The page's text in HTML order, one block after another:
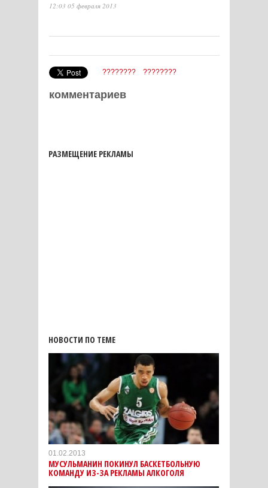
12:03 05 февраля 2013
???????? ????????
комментариев
РАЗМЕЩЕНИЕ РЕКЛАМЫ
НОВОСТИ ПО ТЕМЕ
01.02.2013
МУСУЛЬМАНИН ПОКИНУЛ БАСКЕТБОЛЬНУЮ
КОМАНДУ ИЗ-ЗА РЕКЛАМЫ АЛКОГОЛЯ